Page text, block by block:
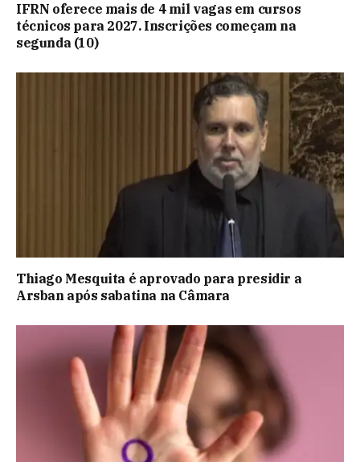
IFRN oferece mais de 4 mil vagas em cursos
técnicos para 2027. Inscrições começam na
segunda (10)
Thiago Mesquita é aprovado para presidir a
Arsban após sabatina na Câmara